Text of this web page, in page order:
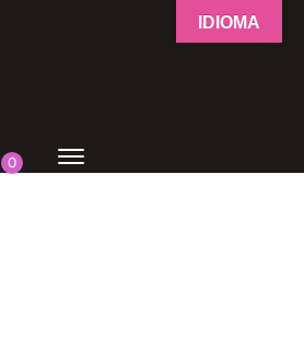
0
IDIOMA